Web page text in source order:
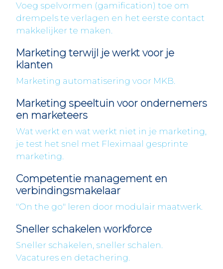
Voeg spelvormen (gamification) toe om
drempels te verlagen en het eerste contact
makkelijker te maken.
Marketing terwijl je werkt voor je
klanten
Marketing automatisering voor MKB.
Marketing speeltuin voor ondernemers
en marketeers
Wat werkt en wat werkt niet in je marketing,
je test het snel met Fleximaal gesprinte
marketing.
Competentie management en
verbindingsmakelaar
"On the go" leren door modulair maatwerk.
Sneller schakelen workforce
Sneller schakelen, sneller schalen.
Vacatures en detachering.